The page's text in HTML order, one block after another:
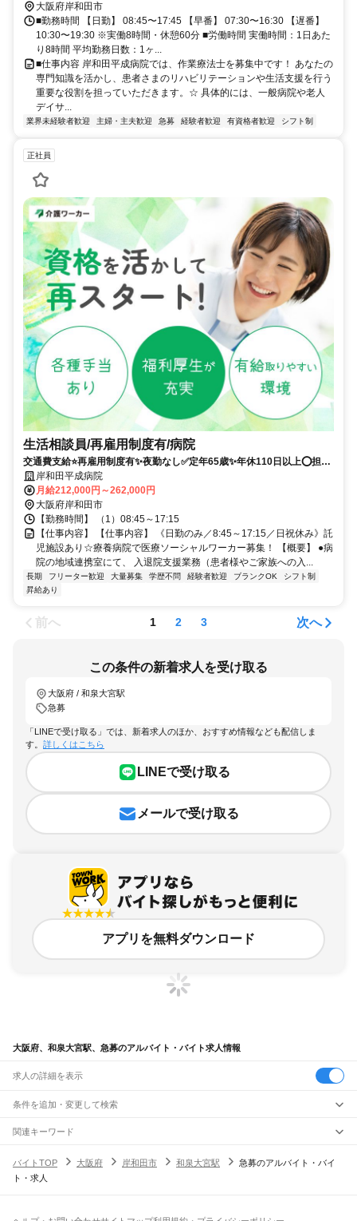
大阪府岸和田市
■勤務時間 【日勤】 08:45〜17:45 【早番】 07:30〜16:30 【遅番】
10:30〜19:30 ※実働8時間・休憩60分 ■労働時間 実働時間：1日あた
り8時間 平均勤務日数：1ヶ...
■仕事内容 岸和田平成病院では、作業療法士を募集中です！ あなたの
専門知識を活かし、患者さまのリハビリテーションや生活支援を行う
重要な役割を担っていただきます。☆ 具体的には、一般病院や老人
デイサ...
業界未経験者歓迎 主婦・主夫歓迎 急募 経験者歓迎 有資格者歓迎 シフト制
正社員
生活相談員/再雇用制度有/病院
交通費支給⭐️再雇用制度有✨夜勤なし✅️定年65歳✨年休110日以上⭕️担当
者オススメ✨経験者優遇❗️車通勤ＯＫ⭐️駅チカ
岸和田平成病院
月給212,000円～262,000円
大阪府岸和田市
【勤務時間】 （1）08:45～17:15
【仕事内容】 【仕事内容】 《日勤のみ／8:45～17:15／日祝休み》託
児施設あり☆療養病院で医療ソーシャルワーカー募集！ 【概要】 ●病
院の地域連携室にて、 入退院支援業務（患者様やご家族への入...
長期 フリーター歓迎 大量募集 学歴不問 経験者歓迎 ブランクOK
シフト制
昇給あり
前へ 1 2 3 次へ
この条件の新着求人を受け取る
大阪府 / 和泉大宮駅
急募
「LINEで受け取る」では、新着求人のほか、おすすめ情報なども配信しま
す。 詳しくはこちら
LINEで受け取る
メールで受け取る
アプリを無料ダウンロード
大阪府、和泉大宮駅、急募のアルバイト・バイト求人情報
求人の詳細を表示
条件を追加・変更して検索
市区町村を追加・変更
大阪府すべて
大阪市
駅を追加・変更
職種を追加・変更
関連キーワード
バイトTOP
大阪府 岸和田市 和泉大宮駅
急募のアルバイト・バイ
ト・求人